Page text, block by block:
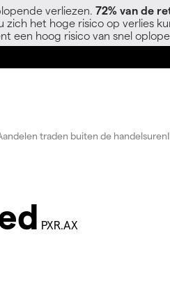
verliezen. 72% van de
het hoge risico op verlies
een hoog risico van snel
traden buiten de handelsuren
PXR.AX